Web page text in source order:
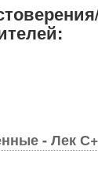
- Лек